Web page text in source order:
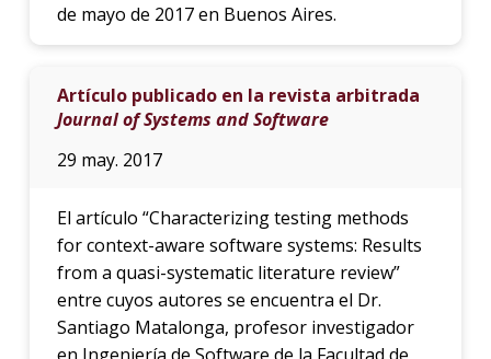
de mayo de 2017 en Buenos Aires.
Artículo publicado en la revista arbitrada
Journal of Systems and Software
29 may. 2017
El artículo “Characterizing testing methods
for context-aware software systems: Results
from a quasi-systematic literature review”
entre cuyos autores se encuentra el Dr.
Santiago Matalonga, profesor investigador